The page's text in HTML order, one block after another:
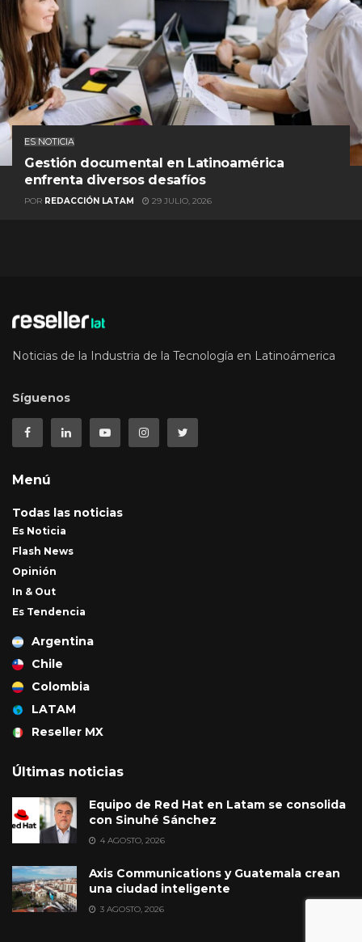
ES NOTICIA
Gestión documental en Latinoamérica
enfrenta diversos desafíos
POR REDACCIÓN LATAM 29 JULIO, 2026
Noticias de la Industria de la Tecnología en Latinoámerica
Síguenos
Menú
Todas las noticias
Es Noticia
Flash News
Opinión
In & Out
Es Tendencia
Argentina
Chile
Colombia
LATAM
Reseller MX
Últimas noticias
Equipo de Red Hat en Latam se consolida
con Sinuhé Sánchez
4 AGOSTO, 2026
Axis Communications y Guatemala crean
una ciudad inteligente
3 AGOSTO, 2026